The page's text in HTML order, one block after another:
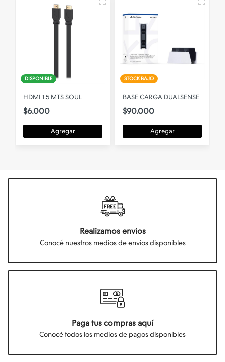
DISPONIBLE
HDMI 1.5 MTS SOUL
$6.000
Agregar
STOCK BAJO
BASE CARGA DUALSENSE
$90.000
Agregar
Realizamos envios
Conocé nuestros medios de envios disponibles
Paga tus compras aquí
Conocé todos los medios de pagos disponibles